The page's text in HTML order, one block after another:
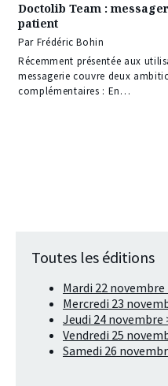
Doctolib Team :
patient
Par Frédéric Bohin
Récemment présentée aux
messagerie couvre deux
complémentaires : En…
Toutes les éditions
Mardi 22 novembre
Mercredi 23
Jeudi 24 novembre
Vendredi 25
Samedi 26